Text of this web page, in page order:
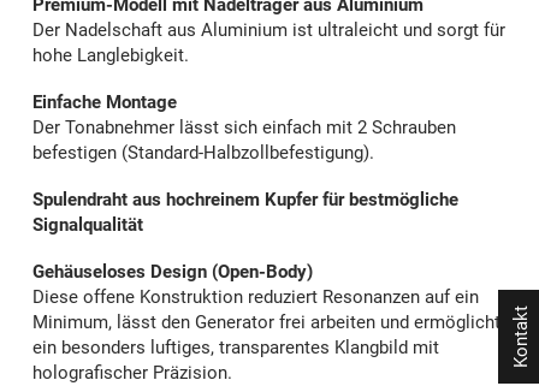
Premium-Modell mit Nadelträger aus Aluminium
Der Nadelschaft aus Aluminium ist ultraleicht und sorgt für
hohe Langlebigkeit.
Einfache Montage
Der Tonabnehmer lässt sich einfach mit 2 Schrauben
befestigen (Standard-Halbzollbefestigung).
Spulendraht aus hochreinem Kupfer für bestmögliche
Signalqualität
Gehäuseloses Design (Open-Body)
Diese offene Konstruktion reduziert Resonanzen auf ein
Minimum, lässt den Generator frei arbeiten und ermöglicht
ein besonders luftiges, transparentes Klangbild mit
holografischer Präzision.
Kontakt